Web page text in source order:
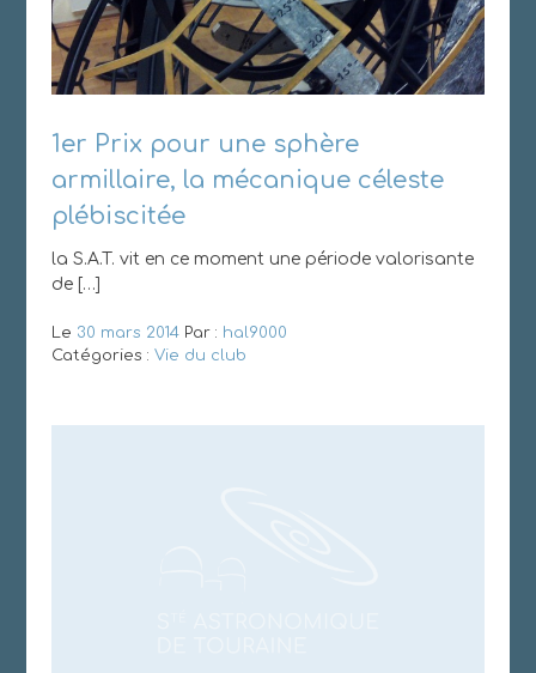
1er Prix pour une sphère
armillaire, la mécanique céleste
plébiscitée
la S.A.T. vit en ce moment une période valorisante
de […]
Le 30 mars 2014Par : hal9000
Catégories : Vie du club